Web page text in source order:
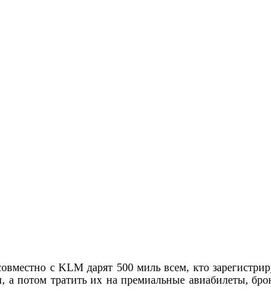
с KLM дарят 500 миль всем, кто
а потом тратить их на премиальные авиабилеты,